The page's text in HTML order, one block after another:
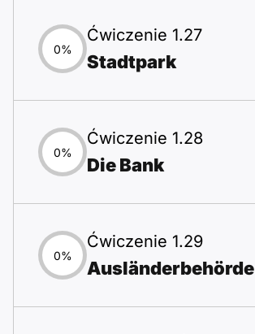
0%
Ćwiczenie 1.27
Stadtpark
0%
Ćwiczenie 1.28
Die Bank
0%
Ćwiczenie 1.29
Ausländerbehörde